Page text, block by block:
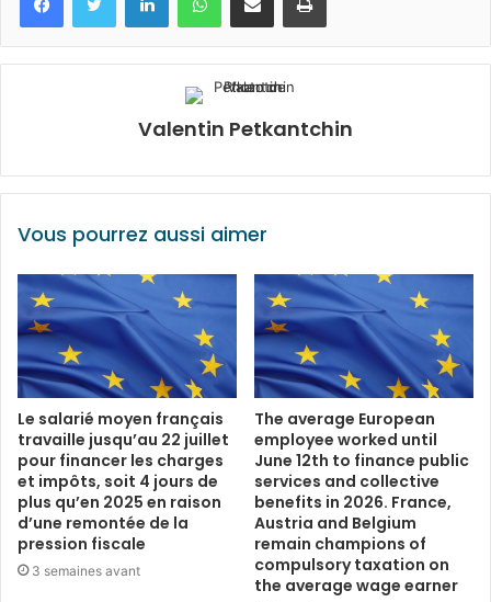
Valentin Petkantchin
Vous pourrez aussi aimer
Le salarié moyen français
travaille jusqu’au 22 juillet
pour financer les charges
et impôts, soit 4 jours de
plus qu’en 2025 en raison
d’une remontée de la
pression fiscale
3 semaines avant
The average European
employee worked until
June 12th to finance public
services and collective
benefits in 2026. France,
Austria and Belgium
remain champions of
compulsory taxation on
the average wage earner